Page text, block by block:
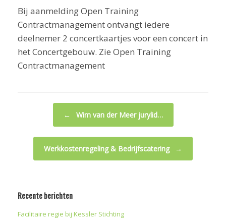
Bij aanmelding Open Training
Contractmanagement ontvangt iedere
deelnemer 2 concertkaartjes voor een concert in
het Concertgebouw. Zie Open Training
Contractmanagement
← Wim van der Meer jurylid…
Werkkostenregeling & Bedrijfscatering →
Recente berichten
Facilitaire regie bij Kessler Stichting